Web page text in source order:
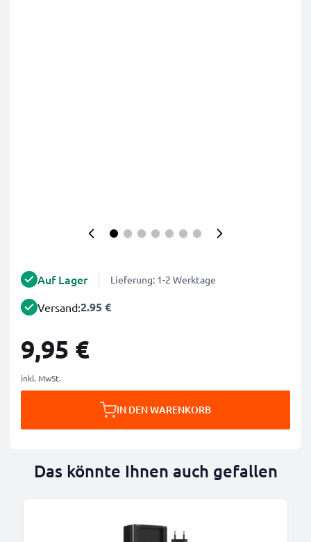
Auf Lager Lieferung: 1-2 Werktage
Versand:2.95 €
9,95 €
inkl. MwSt.
IN DEN WARENKORB
Das könnte Ihnen auch gefallen